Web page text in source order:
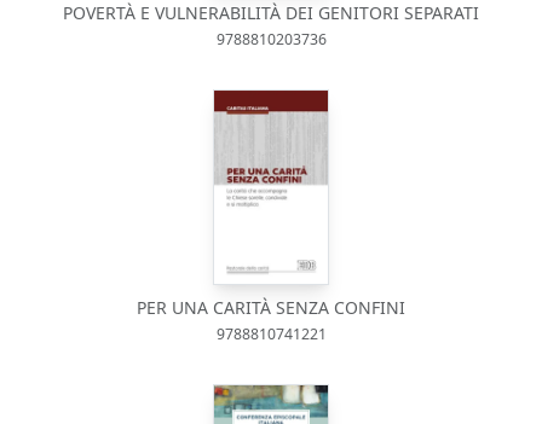
POVERTÀ E VULNERABILITÀ DEI GENITORI SEPARATI
9788810203736
PER UNA CARITÀ SENZA CONFINI
9788810741221